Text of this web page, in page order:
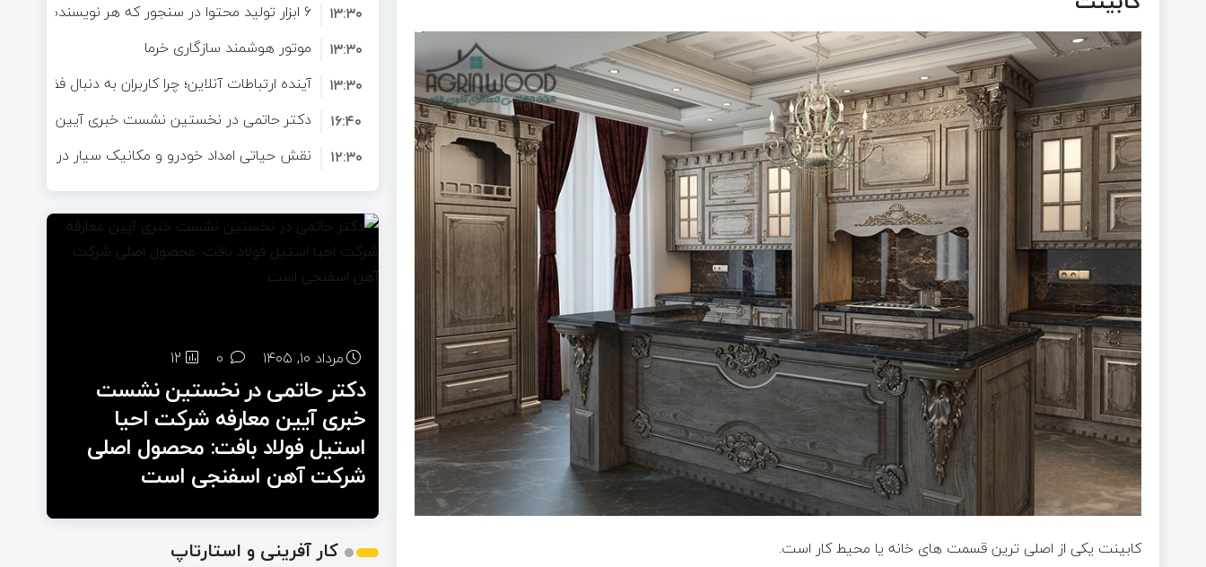
کابینت یکی از اصلی ترین قسمت های خانه یا محیط کار است.
برای سلامتی است؟
6 ابزار تولید محتوا در سنجور که هر نویسنده به آن‌ها نیاز دارد
۱۳:۳۰
موتور هوشمند سازگاری خرما
۱۳:۳۰
آینده ارتباطات آنلاین؛ چرا کاربران به دنبال
۱۳:۳۰
دکتر حاتمی در نخستین نشست خبری آیین معارفه
فولاد بافت: محصول اصلی شرکت آهن اسفنجی است
۱۶:۴۰
نقش حیاتی امداد خودرو و مکانیک سیار در
نجات‌دهندگان در لحظات بحرانی
۱۲:۳۰
مرداد ۱۰, ۱۴۰۵ 12
دکتر حاتمی در نخستین نشست
خبری آیین معارفه شرکت احیا
استیل فولاد بافت: محصول اصلی
شرکت آهن اسفنجی است
کار آفرینی و استارتاپ